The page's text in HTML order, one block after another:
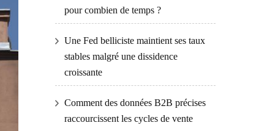
pour combien de temps ?
Une Fed belliciste maintient ses taux
stables malgré une dissidence
croissante
Comment des données B2B précises
raccourcissent les cycles de vente